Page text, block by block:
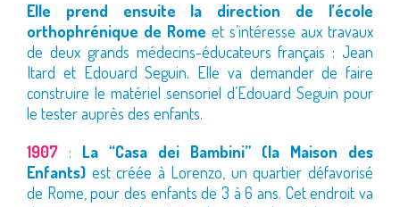
Elle prend ensuite la direction de l’école
orthophrénique de Rome et s’intéresse aux travaux
de deux grands médecins-éducateurs français : Jean
Itard et Edouard Seguin. Elle va demander de faire
construire le matériel sensoriel d’Edouard Seguin pour
le tester auprès des enfants.
1907 : La “Casa dei Bambini” (la Maison des
Enfants) est créée à Lorenzo, un quartier défavorisé
de Rome, pour des enfants de 3 à 6 ans. Cet endroit va